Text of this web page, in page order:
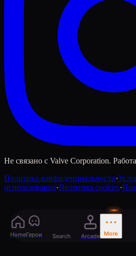
Не связано с Valve Corporation.
Политика конфиденциальности·
использования·Политика cookies·
HomeГерои Search Arcade More